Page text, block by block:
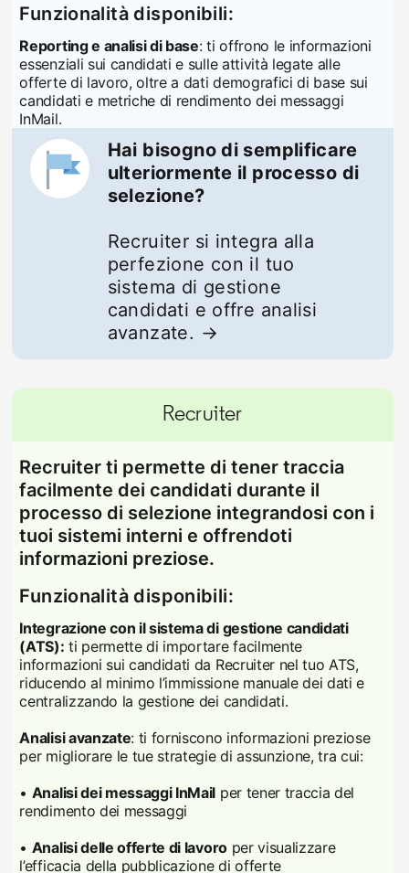
Funzionalità disponibili:
Reporting e analisi di base: ti offrono le informazioni
essenziali sui candidati e sulle attività legate alle
offerte di lavoro, oltre a dati demografici di base sui
candidati e metriche di rendimento dei messaggi
InMail.
Hai bisogno di semplificare
ulteriormente il processo di
selezione?
Recruiter si integra alla
perfezione con il tuo
sistema di gestione
candidati e offre analisi
avanzate. →
Recruiter
Recruiter ti permette di tener traccia
facilmente dei candidati durante il
processo di selezione integrandosi con i
tuoi sistemi interni e offrendoti
informazioni preziose.
Funzionalità disponibili:
Integrazione con il sistema di gestione candidati
(ATS): ti permette di importare facilmente
informazioni sui candidati da Recruiter nel tuo ATS,
riducendo al minimo l’immissione manuale dei dati e
centralizzando la gestione dei candidati.
Analisi avanzate: ti forniscono informazioni preziose
per migliorare le tue strategie di assunzione, tra cui:
• Analisi dei messaggi InMail per tener traccia del
rendimento dei messaggi
• Analisi delle offerte di lavoroper visualizzare
l’efficacia della pubblicazione di offerte